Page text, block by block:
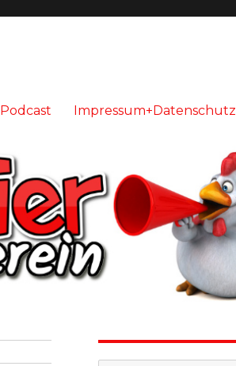
Podcast Impressum+Datenschutz